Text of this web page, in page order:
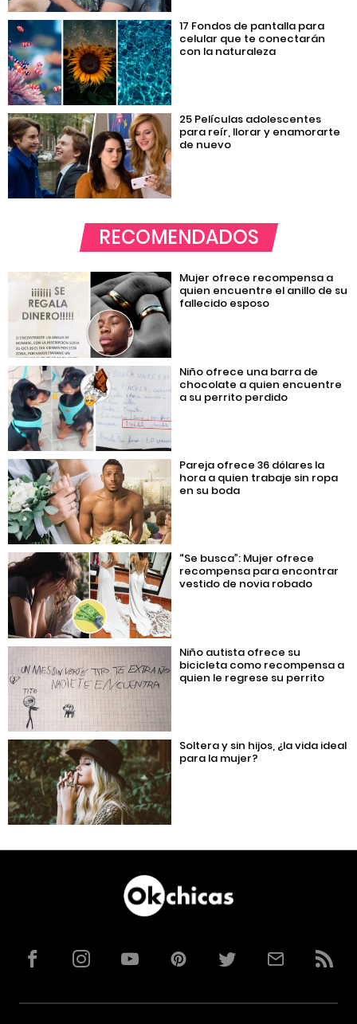
17 Fondos de pantalla para
celular que te conectarán
con la naturaleza
25 Películas adolescentes
para reír, llorar y enamorarte
de nuevo
RECOMENDADOS
Mujer ofrece recompensa a
quien encuentre el anillo de su
fallecido esposo
Niño ofrece una barra de
chocolate a quien encuentre
a su perrito perdido
Pareja ofrece 36 dólares la
hora a quien trabaje sin ropa
en su boda
“Se busca”: Mujer ofrece
recompensa para encontrar
vestido de novia robado
Niño autista ofrece su
bicicleta como recompensa a
quien le regrese su perrito
Soltera y sin hijos, ¿la vida ideal
para la mujer?
FacebookInstagramYouTubePinterestTwitterCorreoRSS